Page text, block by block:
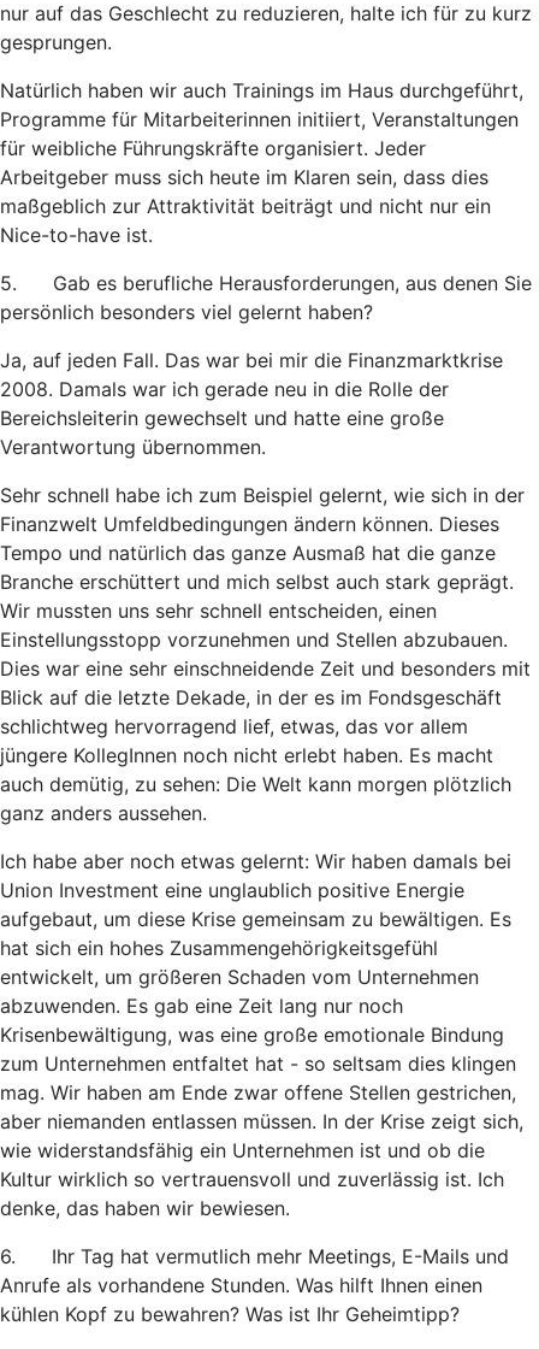
nur auf das Geschlecht zu reduzieren, halte ich für zu kurz
gesprungen.
Natürlich haben wir auch Trainings im Haus durchgeführt,
Programme für Mitarbeiterinnen initiiert, Veranstaltungen
für weibliche Führungskräfte organisiert. Jeder
Arbeitgeber muss sich heute im Klaren sein, dass dies
maßgeblich zur Attraktivität beiträgt und nicht nur ein
Nice-to-have ist.
5. Gab es berufliche Herausforderungen, aus denen Sie
persönlich besonders viel gelernt haben?
Ja, auf jeden Fall. Das war bei mir die Finanzmarktkrise
2008. Damals war ich gerade neu in die Rolle der
Bereichsleiterin gewechselt und hatte eine große
Verantwortung übernommen.
Sehr schnell habe ich zum Beispiel gelernt, wie sich in der
Finanzwelt Umfeldbedingungen ändern können. Dieses
Tempo und natürlich das ganze Ausmaß hat die ganze
Branche erschüttert und mich selbst auch stark geprägt.
Wir mussten uns sehr schnell entscheiden, einen
Einstellungsstopp vorzunehmen und Stellen abzubauen.
Dies war eine sehr einschneidende Zeit und besonders mit
Blick auf die letzte Dekade, in der es im Fondsgeschäft
schlichtweg hervorragend lief, etwas, das vor allem
jüngere KollegInnen noch nicht erlebt haben. Es macht
auch demütig, zu sehen: Die Welt kann morgen plötzlich
ganz anders aussehen.
Ich habe aber noch etwas gelernt: Wir haben damals bei
Union Investment eine unglaublich positive Energie
aufgebaut, um diese Krise gemeinsam zu bewältigen. Es
hat sich ein hohes Zusammengehörigkeitsgefühl
entwickelt, um größeren Schaden vom Unternehmen
abzuwenden. Es gab eine Zeit lang nur noch
Krisenbewältigung, was eine große emotionale Bindung
zum Unternehmen entfaltet hat - so seltsam dies klingen
mag. Wir haben am Ende zwar offene Stellen gestrichen,
aber niemanden entlassen müssen. In der Krise zeigt sich,
wie widerstandsfähig ein Unternehmen ist und ob die
Kultur wirklich so vertrauensvoll und zuverlässig ist. Ich
denke, das haben wir bewiesen.
6. Ihr Tag hat vermutlich mehr Meetings, E-Mails und
Anrufe als vorhandene Stunden. Was hilft Ihnen einen
kühlen Kopf zu bewahren? Was ist Ihr Geheimtipp?